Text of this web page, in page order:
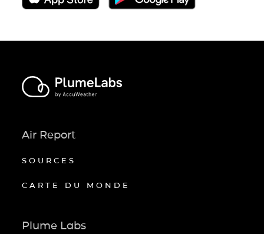
Air Report
SOURCES
CARTE DU MONDE
Plume Labs